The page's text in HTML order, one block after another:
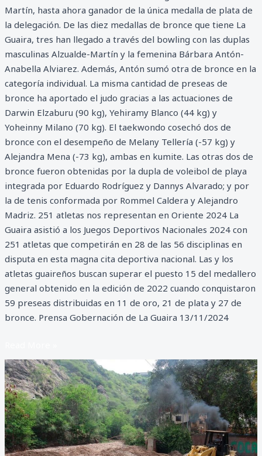
Martín, hasta ahora ganador de la única medalla de plata de
la delegación. De las diez medallas de bronce que tiene La
Guaira, tres han llegado a través del bowling con las duplas
masculinas Alzualde-Martín y la femenina Bárbara Antón-
Anabella Alviarez. Además, Antón sumó otra de bronce en la
categoría individual. La misma cantidad de preseas de
bronce ha aportado el judo gracias a las actuaciones de
Darwin Elzaburu (90 kg), Yehiramy Blanco (44 kg) y
Yoheinny Milano (70 kg). El taekwondo cosechó dos de
bronce con el desempeño de Melany Tellería (-57 kg) y
Alejandra Mena (-73 kg), ambas en kumite. Las otras dos de
bronce fueron obtenidas por la dupla de voleibol de playa
integrada por Eduardo Rodríguez y Dannys Alvarado; y por
la de tenis conformada por Rommel Caldera y Alejandro
Madriz. 251 atletas nos representan en Oriente 2024 La
Guaira asistió a los Juegos Deportivos Nacionales 2024 con
251 atletas que competirán en 28 de las 56 disciplinas en
disputa en esta magna cita deportiva nacional. Las y los
atletas guaireños buscan superar el puesto 15 del medallero
general obtenido en la edición de 2022 cuando conquistaron
59 preseas distribuidas en 11 de oro, 21 de plata y 27 de
bronce. Prensa Gobernación de La Guaira 13/11/2024
Retiran
sedimentos
en
eje
costero
oeste